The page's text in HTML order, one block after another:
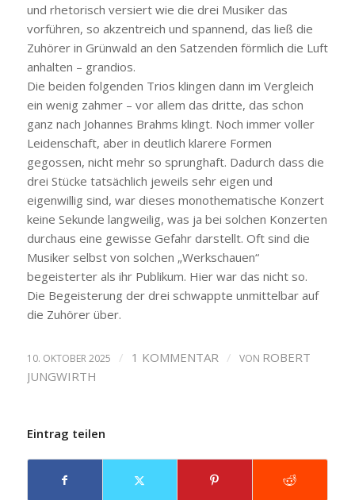
und rhetorisch versiert wie die drei Musiker das
vorführen, so akzentreich und spannend, das ließ die
Zuhörer in Grünwald an den Satzenden förmlich die Luft
anhalten – grandios.
Die beiden folgenden Trios klingen dann im Vergleich
ein wenig zahmer – vor allem das dritte, das schon
ganz nach Johannes Brahms klingt. Noch immer voller
Leidenschaft, aber in deutlich klarere Formen
gegossen, nicht mehr so sprunghaft. Dadurch dass die
drei Stücke tatsächlich jeweils sehr eigen und
eigenwillig sind, war dieses monothematische Konzert
keine Sekunde langweilig, was ja bei solchen Konzerten
durchaus eine gewisse Gefahr darstellt. Oft sind die
Musiker selbst von solchen „Werkschauen“
begeisterter als ihr Publikum. Hier war das nicht so.
Die Begeisterung der drei schwappte unmittelbar auf
die Zuhörer über.
10. OKTOBER 2025 / 1 KOMMENTAR / VON ROBERT
JUNGWIRTH
Eintrag teilen